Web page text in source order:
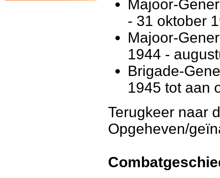
Majoor-
- 31 oktober
Majoor-
1944 -
Brigade-
1945 tot aan
Terugkeer naar
Opgeheven/